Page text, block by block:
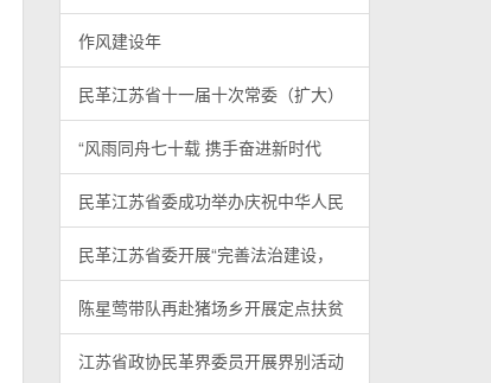
作风建设年
民革江苏省十一届十次常委（扩大）
“风雨同舟七十载 携手奋进新时代
民革江苏省委成功举办庆祝中华人民
民革江苏省委开展“完善法治建设，
陈星莺带队再赴猪场乡开展定点扶贫
江苏省政协民革界委员开展界别活动